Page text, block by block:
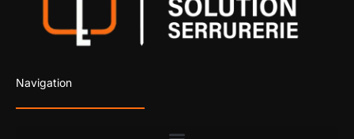
Navigation